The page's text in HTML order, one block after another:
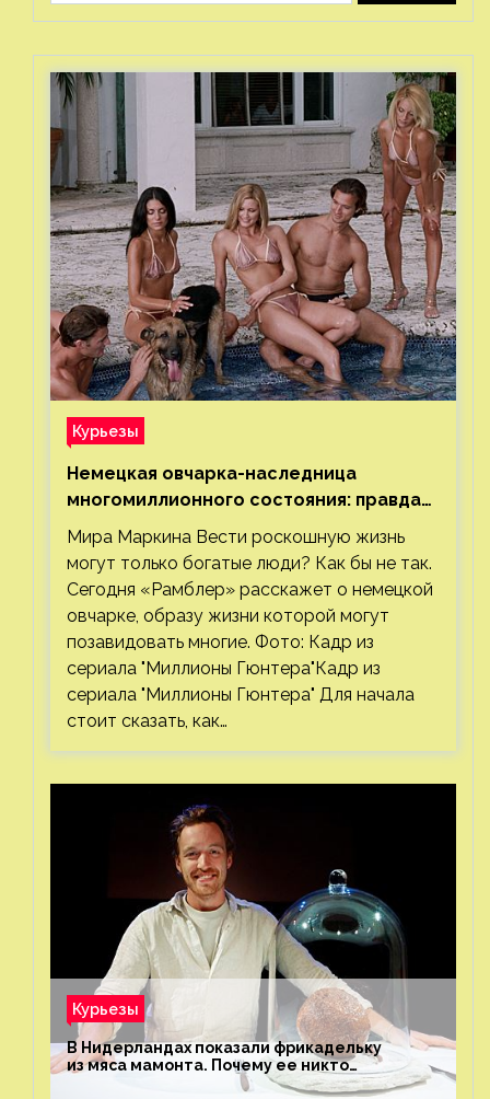
Курьезы
Немецкая овчарка-наследница
многомиллионного состояния: правда
или миф
Мира Маркина Вести роскошную жизнь
могут только богатые люди? Как бы не так.
Сегодня «Рамблер» расскажет о немецкой
овчарке, образу жизни которой могут
позавидовать многие. Фото: Кадр из
сериала "Миллионы Гюнтера"Кадр из
сериала "Миллионы Гюнтера" Для начала
стоит сказать, как…
Курьезы
В Нидерландах показали фрикадельку
из мяса мамонта. Почему ее никто